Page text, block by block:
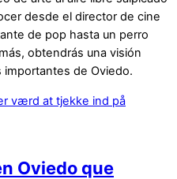
desde el director de cine
de pop hasta un perro
obtendrás una visión
de Oviedo.
Oviedo que